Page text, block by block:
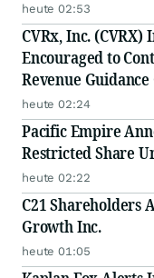
heute 02:53
CVRx, Inc. (CVRX)
Encouraged to
Revenue
Disclosures
heute 02:24
Pacific Empire
Restricted Share
heute 02:22
C21 Shareholders
Growth Inc.
heute 01:05